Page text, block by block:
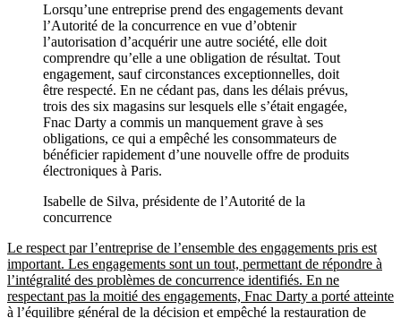
Lorsqu’une entreprise prend des engagements devant
l’Autorité de la concurrence en vue d’obtenir
l’autorisation d’acquérir une autre société, elle doit
comprendre qu’elle a une obligation de résultat. Tout
engagement, sauf circonstances exceptionnelles, doit
être respecté. En ne cédant pas, dans les délais prévus,
trois des six magasins sur lesquels elle s’était engagée,
Fnac Darty a commis un manquement grave à ses
obligations, ce qui a empêché les consommateurs de
bénéficier rapidement d’une nouvelle offre de produits
électroniques à Paris.
Isabelle de Silva, présidente de l’Autorité de la
concurrence
Le respect par l’entreprise de l’ensemble des engagements pris est
important. Les engagements sont un tout, permettant de répondre à
l’intégralité des problèmes de concurrence identifiés. En ne
respectant pas la moitié des engagements, Fnac Darty a porté atteinte
à l’équilibre général de la décision et empêché la restauration de